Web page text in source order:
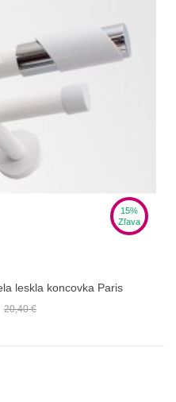
15%
Zľava
leskla koncovka Paris
20,40 €